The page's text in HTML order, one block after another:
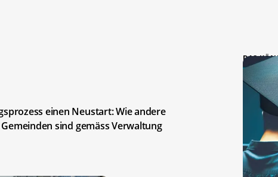
einen Neustart: Wie andere
sind gemäss Verwaltung
DAS